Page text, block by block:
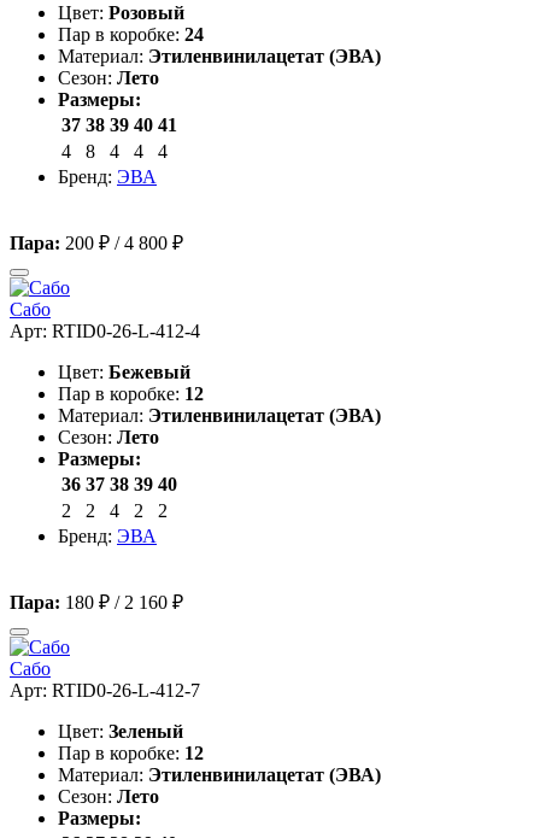
Цвет: Розовый
Пар в коробке: 24
Материал: Этиленвинилацетат (ЭВА)
Сезон: Лето
Размеры:
37 38 39 40 41
4
8 4 4
4
Бренд: ЭВА
Пара: 200 ₽ /4 800 ₽
Сабо
Арт: RTID0-26-L-412-4
Цвет: Бежевый
Пар в коробке: 12
Материал: Этиленвинилацетат (ЭВА)
Сезон: Лето
Размеры:
36 37 38 39 40
2
2 4 2
2
Бренд: ЭВА
Пара: 180 ₽ / 2 160 ₽
Сабо
Арт: RTID0-26-L-412-7
Цвет: Зеленый
Пар в коробке: 12
Материал: Этиленвинилацетат (ЭВА)
Сезон: Лето
Размеры: